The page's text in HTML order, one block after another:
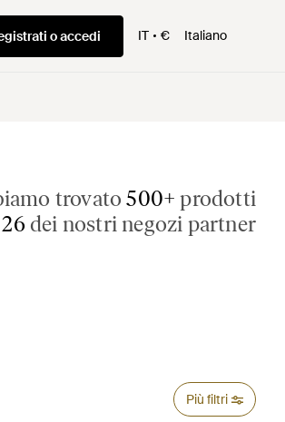
o accedi IT € Italiano
trovato500+ prodotti
26 dei nostri negozi partner
Più filtri